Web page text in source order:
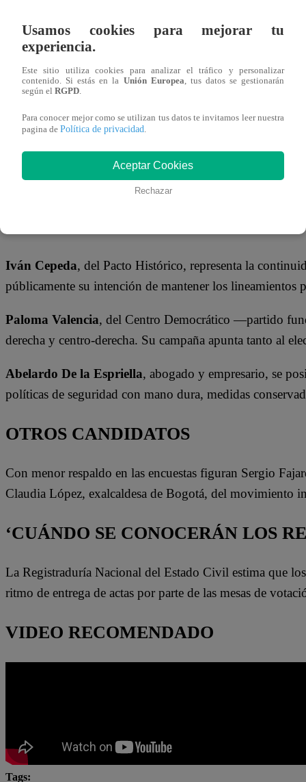
se realizará el domingo 31 de mayo, de 8:00 a.m. a
para elegir presidente y vicepresidente para el periodo
Te puede interesar
Lima
Comas: vecinos
protestan y
bloquean la vía
de Pasamayito
tras nuevo
Iván Cepeda, del Pacto Histórico, representa la
públicamente su intención de mantener los lineamientos
Paloma Valencia, del Centro Democrático —partido
derecha y centro-derecha. Su campaña apunta tanto al
Abelardo De la Espriella, abogado y empresario, se
políticas de seguridad con mano dura, medidas
OTROS CANDIDATOS
Con menor respaldo en las encuestas figuran Sergio
Claudia López, exalcaldesa de Bogotá, del movimiento
‘CUÁNDO SE CONOCERÁN LOS
La Registraduría Nacional del Estado Civil estima que
ritmo de entrega de actas por parte de las mesas de
VIDEO RECOMENDADO
Tags:
Usamos cookies para mejorar tu
experiencia.
Este sitio utiliza cookies para analizar el tráfico y personalizar
contenido. Si estás en la Unión Europea , tus datos se gestionarán
según el RGPD
Para conocer mejor como se utilizan tus datos te invitamos leer nuestra
pagina de Política de privacidad
Aceptar Cookies
Rechazar